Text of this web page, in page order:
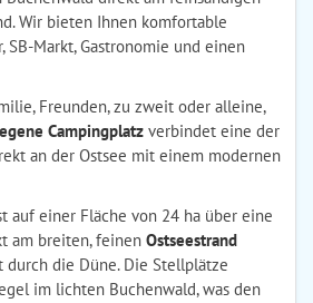
Wir bieten Ihnen komfortable
SB-Markt, Gastronomie und einen
Freunden, zu zweit oder alleine,
Campingplatz verbindet eine der
an der Ostsee mit einem modernen
auf einer Fläche von 24 ha über eine
am breiten, feinen Ostseestrand
die Düne. Die Stellplätze
im lichten Buchenwald, was den